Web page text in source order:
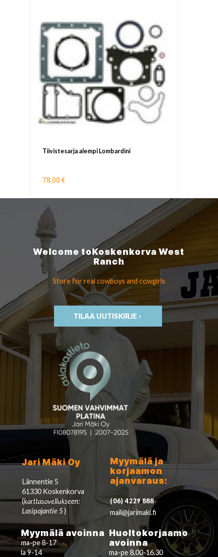
Tiivistesarja alempi Lombardini
78,00 €
Welcome toKoskenkorvaWest
Ranch
Store for real cowboys and cowgirls
TILAA UUTISKIRJE ›
Jari Mäki Oy
Lännentie 5
61330 Koskenkorva
(karttasovellukseen:
Lasipajantie 5)
Myymälä ja
korjaamon
ajanvaraus:
(06) 4229 888
mail@jarimaki.fi
Myymälä avoinna
ma-pe 8-17
la 9-14
Huoltokorjaamo
avoinna
ma-pe 8.00-16.30